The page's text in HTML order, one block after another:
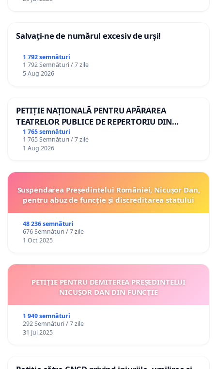
Salvați-ne de numărul excesiv de urși!
1 792 semnături
1 792 Semnături / 7 zile
5 Aug 2026
PETIȚIE NAȚIONALĂ PENTRU APĂRAREA
TEATRELOR PUBLICE DE REPERTORIU DIN
ROMÂNIA
1 765 semnături
1 765 Semnături / 7 zile
1 Aug 2026
Suspendarea Președintelui României, Nicușor Dan,
pentru abuz de funcție și discreditarea statului
48 236 semnături
676 Semnături / 7 zile
1 Oct 2025
PETIȚIE PENTRU DEMITEREA PREȘEDINTELUI
NICUȘOR DAN DIN FUNCȚIE
1 949 semnături
292 Semnături / 7 zile
31 Jul 2025